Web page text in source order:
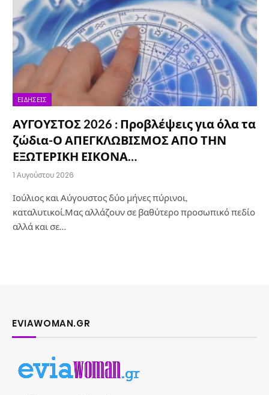
ΕΙΔΉΣΕΙΣ
ΑΥΓΟΥΣΤΟΣ 2026 : Προβλέψεις για όλα τα
ζώδια-Ο ΑΠΕΓΚΛΩΒΙΣΜΟΣ ΑΠΟ ΤΗΝ
ΕΞΩΤΕΡΙΚΗ ΕΙΚΟΝΑ…
1 Αυγούστου 2026
Ιούλιος και Αύγουστος δύο μήνες πύρινοι,
καταλυτικοί.Μας αλλάζουν σε βαθύτερο προσωπικό πεδίο
αλλά και σε…
EVIAWOMAN.GR